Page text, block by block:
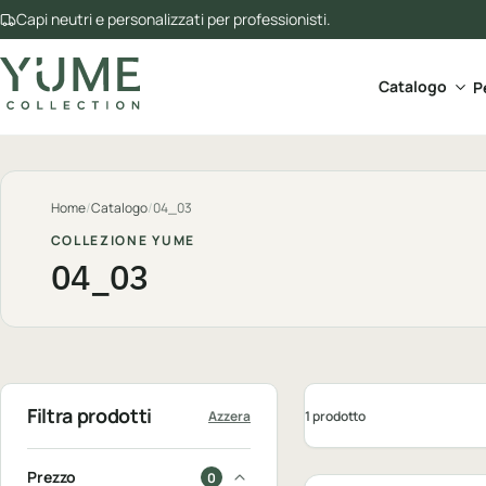
Capi neutri e personalizzati per professionisti.
Catalogo
Home/Catalogo/04_03
COLLEZIONE YUME
04_03
Filtra prodotti Azzera
Prezzo 0
1 prodotto
Personalizzabile